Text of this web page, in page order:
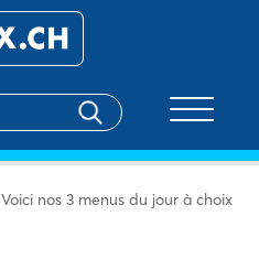
Voici nos 3 menus du jour à choix